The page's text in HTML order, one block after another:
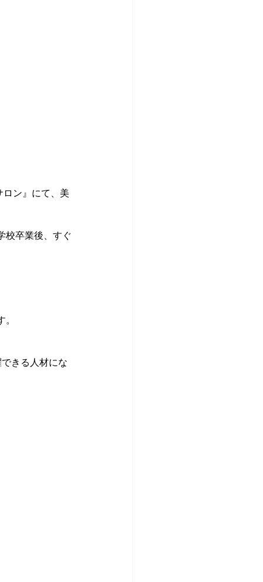
ン』にて、美
校卒業後、すぐ
きる人材にな